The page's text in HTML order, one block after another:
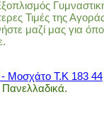
Τιμές της
μαζί μας για
- Μοσχάτο Τ.Κ 183 44